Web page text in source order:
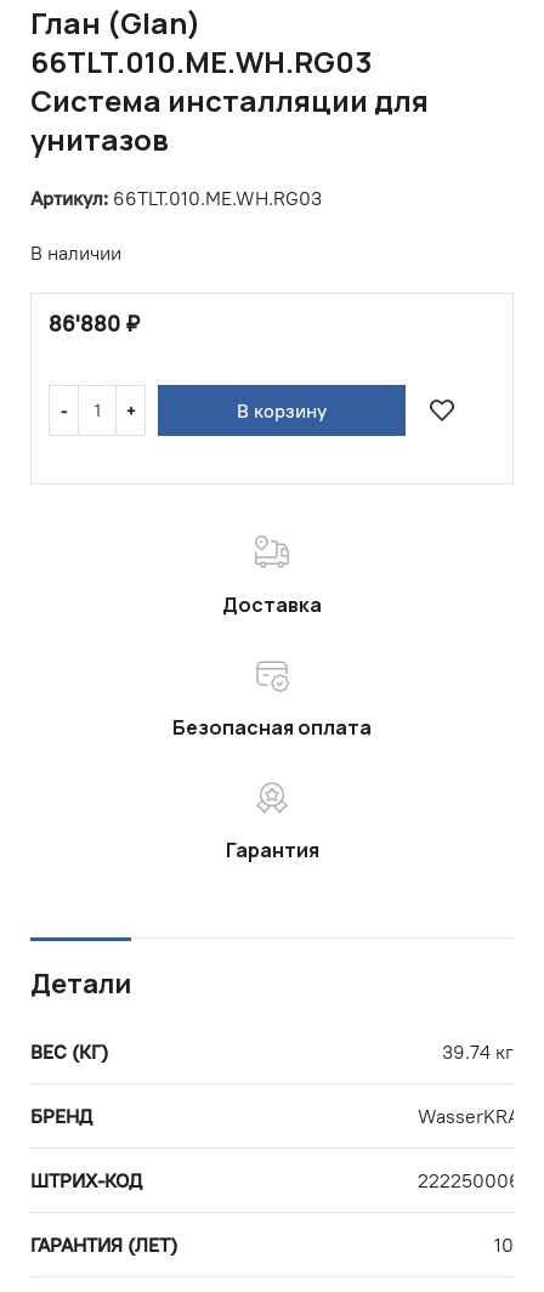
Глан (Glan)
66TLT.010.ME.WH.RG03
Система инсталляции для
унитазов
Артикул: 66TLT.010.ME.WH.RG03
В наличии
86'880 ₽
В корзину
Доставка
Безопасная оплата
Гарантия
Детали
ВЕС (КГ) 39.74 кг
БРЕНД WasserKRAFT
ШТРИХ-КОД
ГАРАНТИЯ (ЛЕТ) 10